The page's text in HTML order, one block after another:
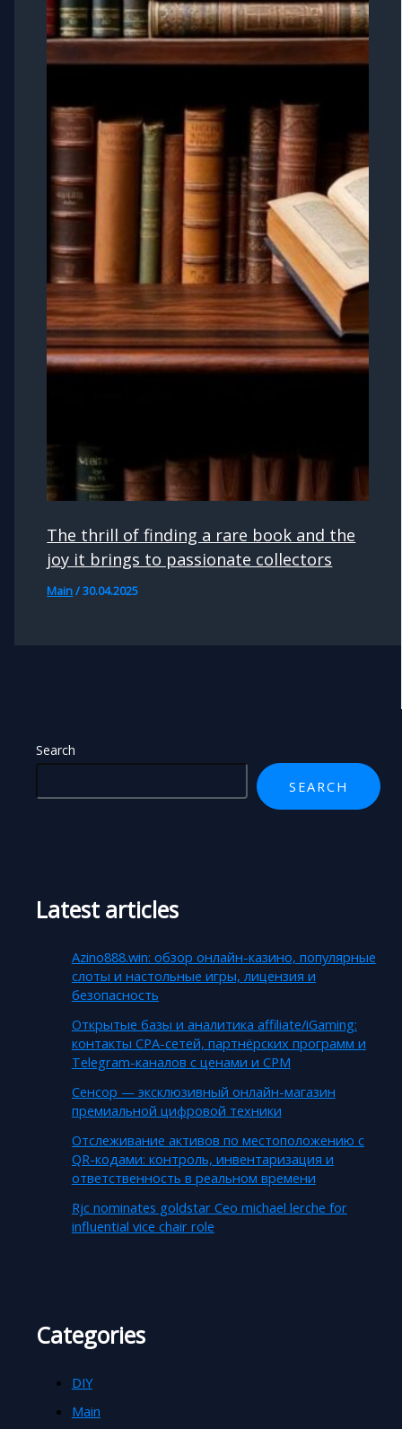
Search
SEARCH
Latest articles
Azino888.win: обзор онлайн-казино, популярные
слоты и настольные игры, лицензия и
безопасность
Открытые базы и аналитика affiliate/iGaming:
контакты CPA-сетей, партнёрских программ и
Telegram-каналов с ценами и CPM
Сенсор — эксклюзивный онлайн-магазин
премиальной цифровой техники
Отслеживание активов по местоположению с
QR-кодами: контроль, инвентаризация и
ответственность в реальном времени
Rjc nominates goldstar Ceo michael lerche for
influential vice chair role
Categories
DIY
Main
The thrill of finding a rare book and the
joy it brings to passionate collectors
Main/30.04.2025